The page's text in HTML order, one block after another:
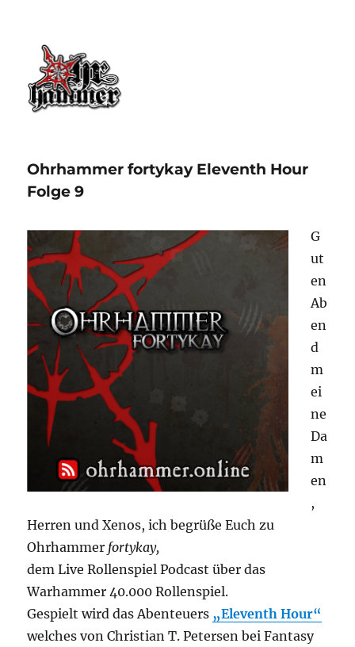
Ohrhammer.online
Ohrhammer fortykay Eleventh Hour
Folge 9
G
ut
en
Ab
en
d
m
ei
ne
Da
m
en
,
Herren und Xenos, ich begrüße Euch zu
Ohrhammer fortykay,
dem Live Rollenspiel Podcast über das
Warhammer 40.000 Rollenspiel.
Gespielt wird das Abenteuers „Eleventh Hour“
welches von Christian T. Petersen bei Fantasy